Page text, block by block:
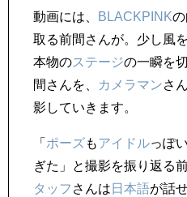
動画には、 BLACKPINK
取る前間さんが。少し風
本物のステージの一瞬を
間さんを、
カメラマンさ
影していきます。
「 ポーズもアイドルっぽ
ぎた」と撮影を振り返る
タッフ さんは 日本語が話